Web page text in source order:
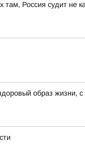
Россия судит не
образ жизни,